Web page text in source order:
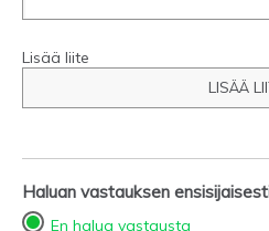
Lisää liite
LISÄÄ
Haluan vastauksen
En halua vastausta